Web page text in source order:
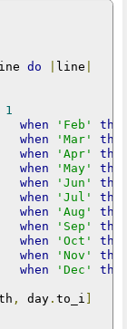
do line
1
when
'Feb'
when
'Mar'
when
'Apr'
when
'May'
when
'Jun'
when
'Jul'
when
'Aug'
when
'Sep'
when
'Oct'
when
'Nov'
when
'Dec'
, day . to_i